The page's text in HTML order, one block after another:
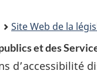
Site Web de la
et des
d’accessibilité